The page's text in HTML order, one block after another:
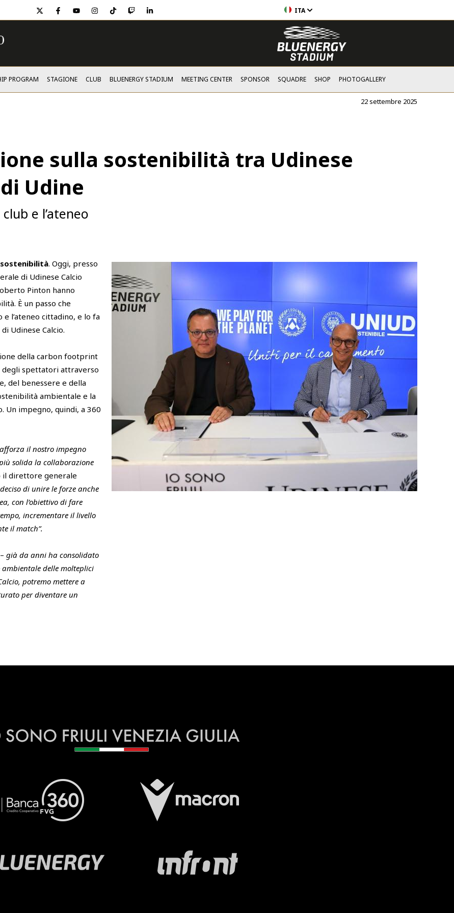
twitter facebook
youtubeinstagram
tiktoktwitchlinkedin ITA
PROGRAM STAGIONE CLUB BLUENERGY STADIUM MEETING CENTER SPONSOR SQUADRE SHOP PHOTOGALLERY
22 settembre 2025
sulla sostenibilità tra Udinese
Udine
e l’ateneo
sostenibilità. Oggi, presso
di Udinese Calcio
Pinton hanno
È un passo che
l’ateneo cittadino, e lo fa
Udinese Calcio.
della carbon footprint
degli spettatori attraverso
del benessere e della
ambientale e la
Un impegno, quindi, a 360
il nostro impegno
solida la collaborazione
il direttore generale
di unire le forze anche
con l’obiettivo di fare
incrementare il livello
il match”.
– già da anni ha consolidato
delle molteplici
potremo mettere a
per diventare un